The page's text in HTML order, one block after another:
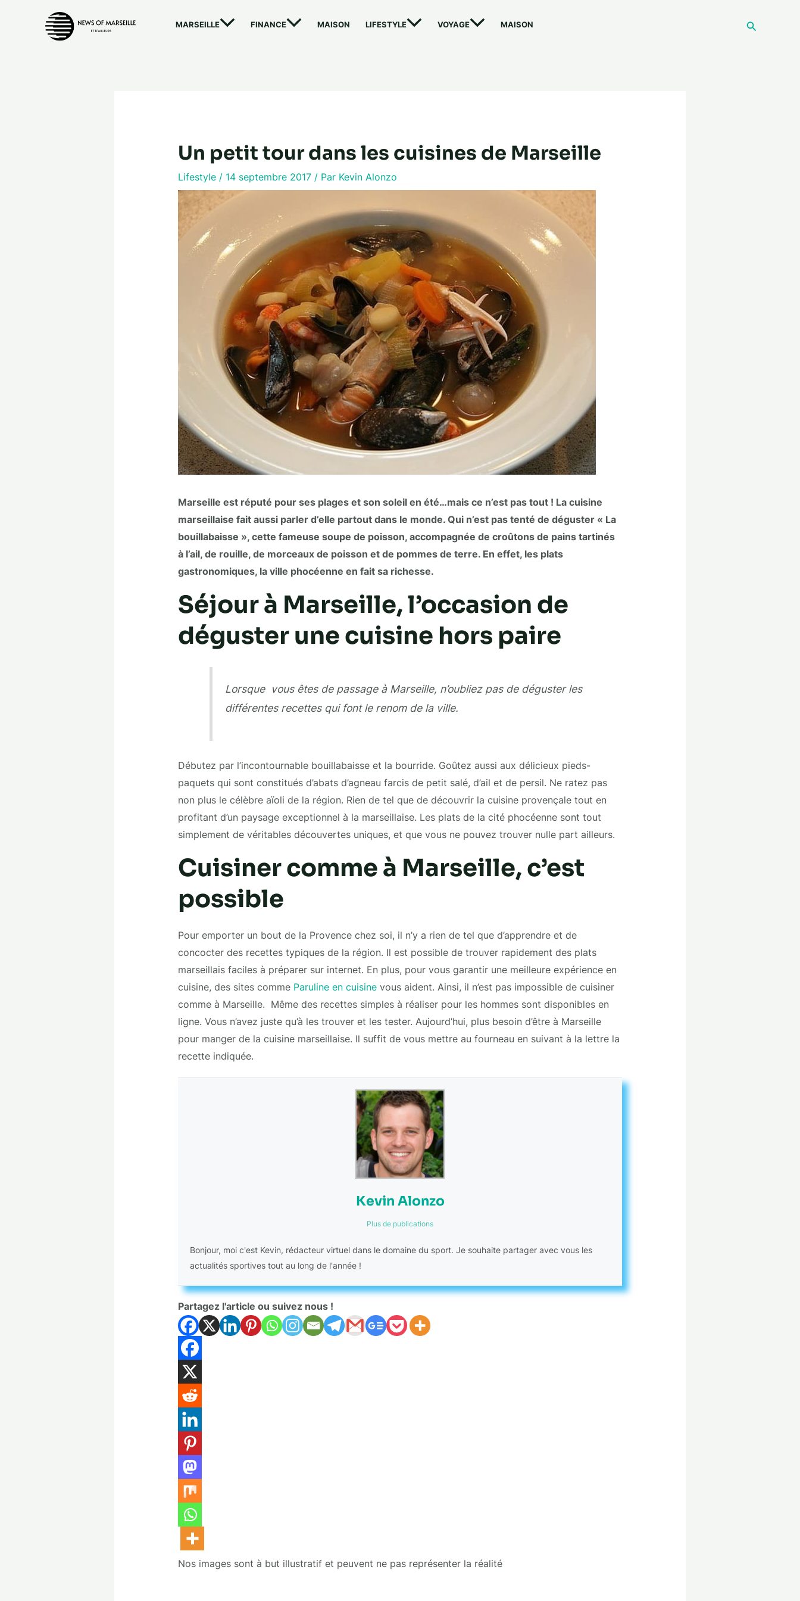
MARSEILLE FINANCE MAISON LIFESTYLE VOYAGE MAISON
Un petit tour dans les cuisines de Marseille
Lifestyle/ 14 septembre 2017 / Par Kevin Alonzo
Marseille est réputé pour ses plages et son soleil en été…mais ce n’est pas tout ! La cuisine
marseillaise fait aussi parler d’elle partout dans le monde. Qui n’est pas tenté de déguster « La
bouillabaisse », cette fameuse soupe de poisson, accompagnée de croûtons de pains tartinés
à l’ail, de rouille, de morceaux de poisson et de pommes de terre. En effet, les plats
gastronomiques, la ville phocéenne en fait sa richesse.
Séjour à Marseille, l’occasion de
déguster une cuisine hors paire
Lorsque vous êtes de passage à Marseille, n’oubliez pas de déguster les
différentes recettes qui font le renom de la ville.
Débutez par l’incontournable bouillabaisse et la bourride. Goûtez aussi aux délicieux pieds-
paquets qui sont constitués d’abats d’agneau farcis de petit salé, d’ail et de persil. Ne ratez pas
non plus le célèbre aïoli de la région. Rien de tel que de découvrir la cuisine provençale tout en
profitant d’un paysage exceptionnel à la marseillaise. Les plats de la cité phocéenne sont tout
simplement de véritables découvertes uniques, et que vous ne pouvez trouver nulle part ailleurs.
Cuisiner comme à Marseille, c’est
possible
Pour emporter un bout de la Provence chez soi, il n’y a rien de tel que d’apprendre et de
concocter des recettes typiques de la région. Il est possible de trouver rapidement des plats
marseillais faciles à préparer sur internet. En plus, pour vous garantir une meilleure expérience en
cuisine, des sites comme Paruline en cuisinevous aident. Ainsi, il n’est pas impossible de cuisiner
comme à Marseille. Même des recettes simples à réaliser pour les hommes sont disponibles en
ligne. Vous n’avez juste qu’à les trouver et les tester. Aujourd’hui, plus besoin d’être à Marseille
pour manger de la cuisine marseillaise. Il suffit de vous mettre au fourneau en suivant à la lettre la
recette indiquée.
Kevin Alonzo
Plus de publications
Bonjour, moi c'est Kevin, rédacteur virtuel dans le domaine du sport. Je souhaite partager avec vous les
actualités sportives tout au long de l'année !
Partagez l'article ou suivez nous !
Nos images sont à but illustratif et peuvent ne pas représenter la réalité